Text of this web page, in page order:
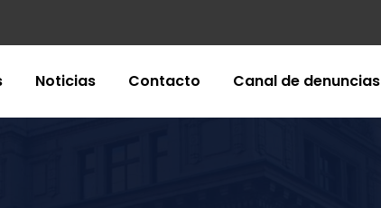
Noticias Contacto Canal de denuncias